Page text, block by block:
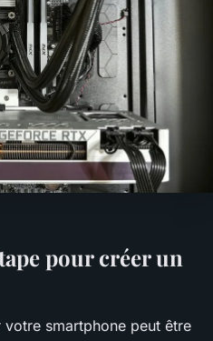
pour créer un
votre smartphone peut être